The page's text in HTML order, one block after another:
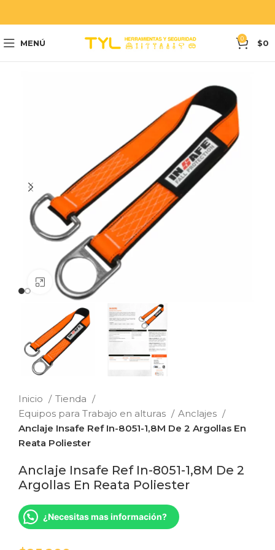
MENÚ 0 $0
Clic para ampliar
Inicio
Tienda
Equipos para Trabajo en alturas
Anclajes
Anclaje Insafe Ref In-8051-1,8M De 2 Argollas En
Reata Poliester
Anclaje Insafe Ref In-8051-1,8M De 2
Argollas En Reata Poliester
¿Necesitas mas información?